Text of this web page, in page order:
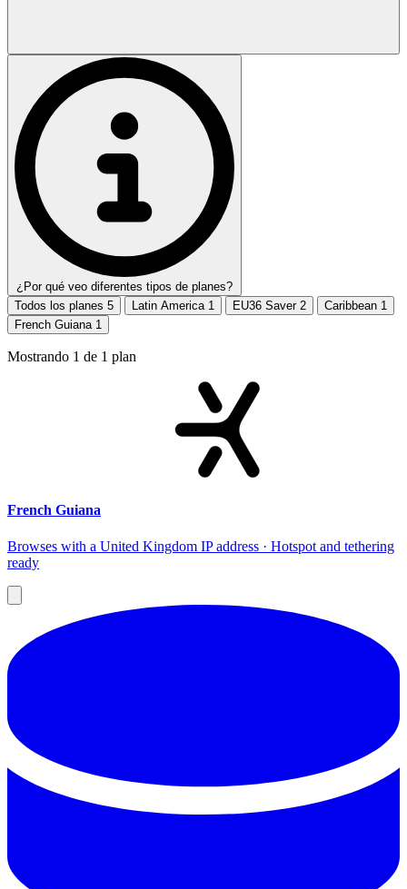
¿Por qué veo diferentes tipos de planes?
Todos los planes 5 Latin America 1 EU36 Saver 2 Caribbean 1
French Guiana 1
Mostrando 1 de 1 plan
French Guiana
Browses with a United Kingdom IP address · Hotspot and tethering
ready